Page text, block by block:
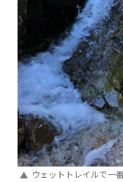
ウェットトレイルで一